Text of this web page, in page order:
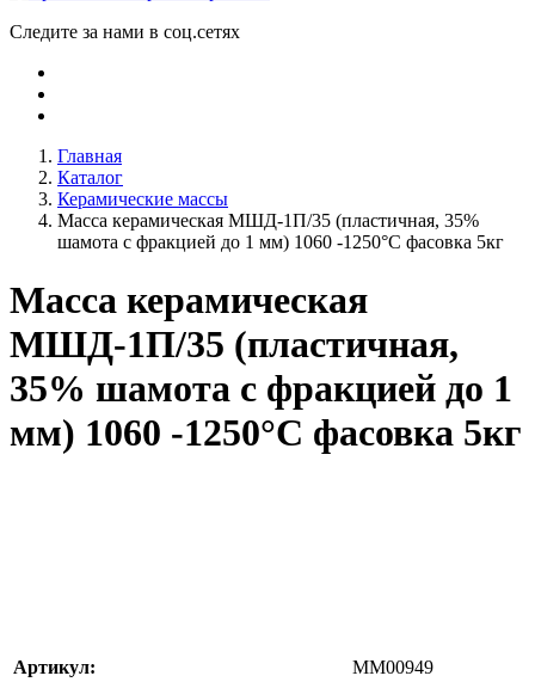
Следите за нами в соц.сетях
Главная
Каталог
Керамические массы
Масса керамическая МШД-1П/35 (пластичная, 35%
шамота с фракцией до 1 мм) 1060 -1250°С фасовка 5кг
Масса керамическая
МШД-1П/35 (пластичная,
35% шамота с фракцией до 1
мм) 1060 -1250°С фасовка 5кг
Артикул:
MM00949